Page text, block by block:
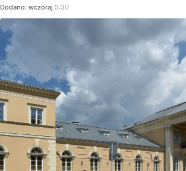
Dodano: wczoraj 5:30